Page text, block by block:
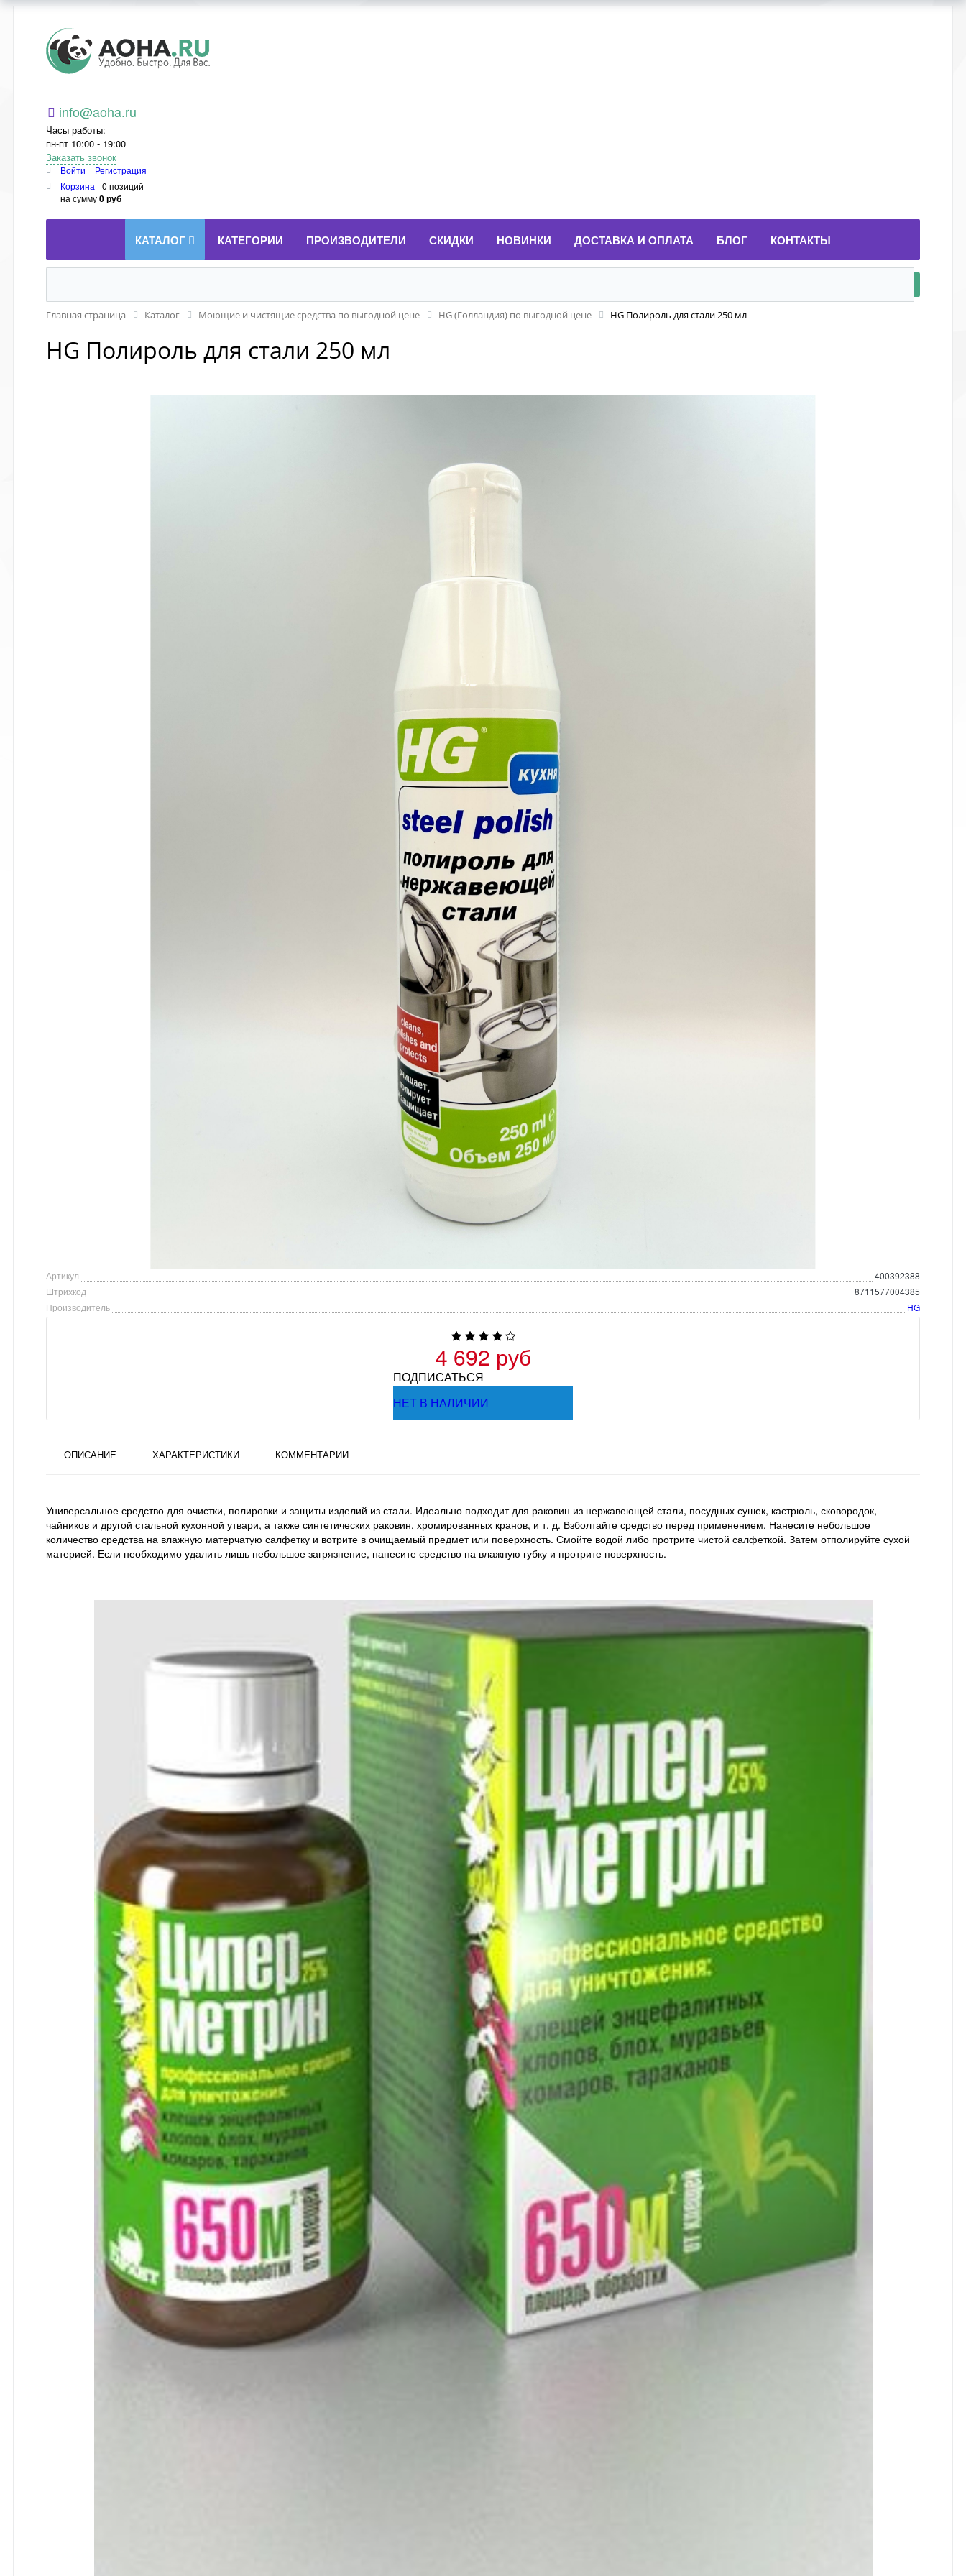
Aoha.ru
info@aoha.ru
Часы работы:
пн-пт 10:00 - 19:00
Заказать звонок
Войти
Регистрация
Корзина
0 позиций
на сумму0 руб
КАТАЛОГ КАТЕГОРИИ ПРОИЗВОДИТЕЛИ СКИДКИ НОВИНКИ ДОСТАВКА И ОПЛАТА БЛОГ КОНТАКТЫ
Главная страница Каталог Моющие и чистящие средства по выгодной цене HG (Голландия) по выгодной цене HG Полироль для стали 250 мл
HG Полироль для стали 250 мл
Артикул
400392388
Штрихкод
8711577004385
Производитель
HG
4 692 руб
ПОДПИСАТЬСЯ
НЕТ В НАЛИЧИИ
ОПИСАНИЕ ХАРАКТЕРИСТИКИ КОММЕНТАРИИ
Универсальное средство для очистки, полировки и защиты изделий из стали. Идеально подходит для раковин из нержавеющей стали, посудных сушек, кастрюль, сковородок,
чайников и другой стальной кухонной утвари, а также синтетических раковин, хромированных кранов, и т. д. Взболтайте средство перед применением. Нанесите небольшое
количество средства на влажную матерчатую салфетку и вотрите в очищаемый предмет или поверхность. Смойте водой либо протрите чистой салфеткой. Затем отполируйте сухой
материей. Если необходимо удалить лишь небольшое загрязнение, нанесите средство на влажную губку и протрите поверхность.